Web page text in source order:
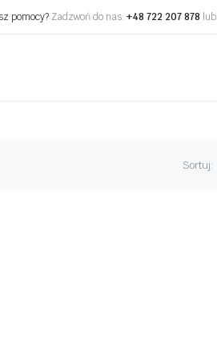
pomocy? Zadzwoń do nas: +48 722 207 878 lub
Sortuj: